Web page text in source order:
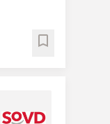
bookmark